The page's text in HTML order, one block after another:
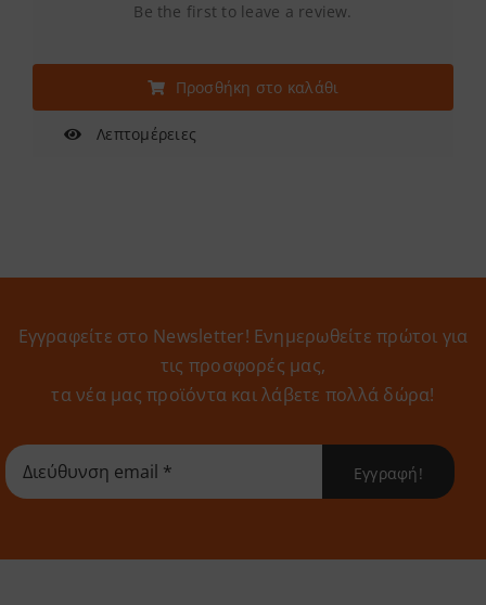
Be the first to leave a review.
Προσθήκη στο καλάθι
Λεπτομέρειες
Εγγραφείτε στο Newsletter! Eνημερωθείτε πρώτοι για
τις προσφορές μας,
τα νέα μας προϊόντα και λάβετε πολλά δώρα!
Εγγραφή!